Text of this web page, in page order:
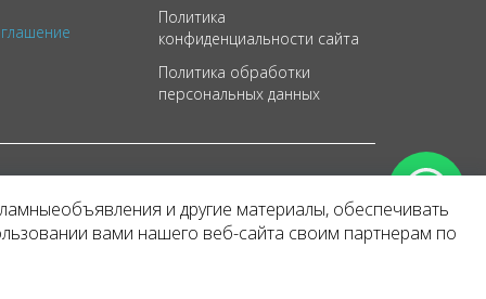
Политика
конфиденциальности сайта
Политика обработки
персональных данных
и другие материалы, обеспечивать
вами нашего веб-сайта своим партнерам по